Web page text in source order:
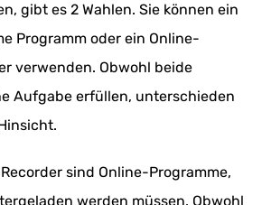
gibt es 2 Wahlen. Sie können ein
Programm oder ein Online-
verwenden. Obwohl beide
Aufgabe erfüllen, unterschieden
sind Online-Programme,
werden müssen. Obwohl